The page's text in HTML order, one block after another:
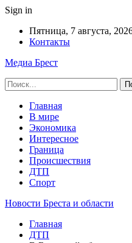
Sign in
Пятница, 7 августа,
Контакты
Медиа Брест
Главная
В мире
Экономика
Интересное
Граница
Происшествия
ДТП
Спорт
Новости Бреста и области
Главная
ДТП